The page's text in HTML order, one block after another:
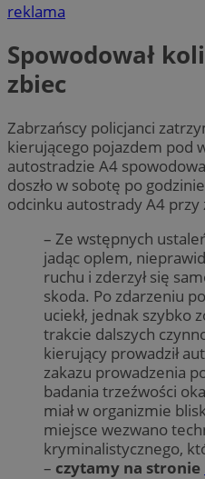
reklama
Spowodował
zbiec
Zabrzańscy policjanci
kierującego pojazdem pod
autostradzie A4
doszło w sobotę po
odcinku autostrady A4
– Ze wstępnych
jadąc oplem,
ruchu i zderzył się
skoda. Po zdarzeniu
uciekł, jednak szybko
trakcie dalszych
kierujący prowadził
zakazu prowadzenia
badania trzeźwości
miał w organizmie
miejsce wezwano
kryminalistycznego,
– czytamy na stronie